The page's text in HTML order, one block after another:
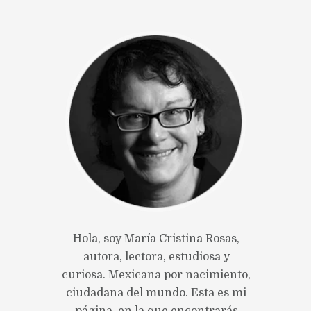
Hola, soy María Cristina Rosas,
autora, lectora, estudiosa y
curiosa. Mexicana por nacimiento,
ciudadana del mundo. Esta es mi